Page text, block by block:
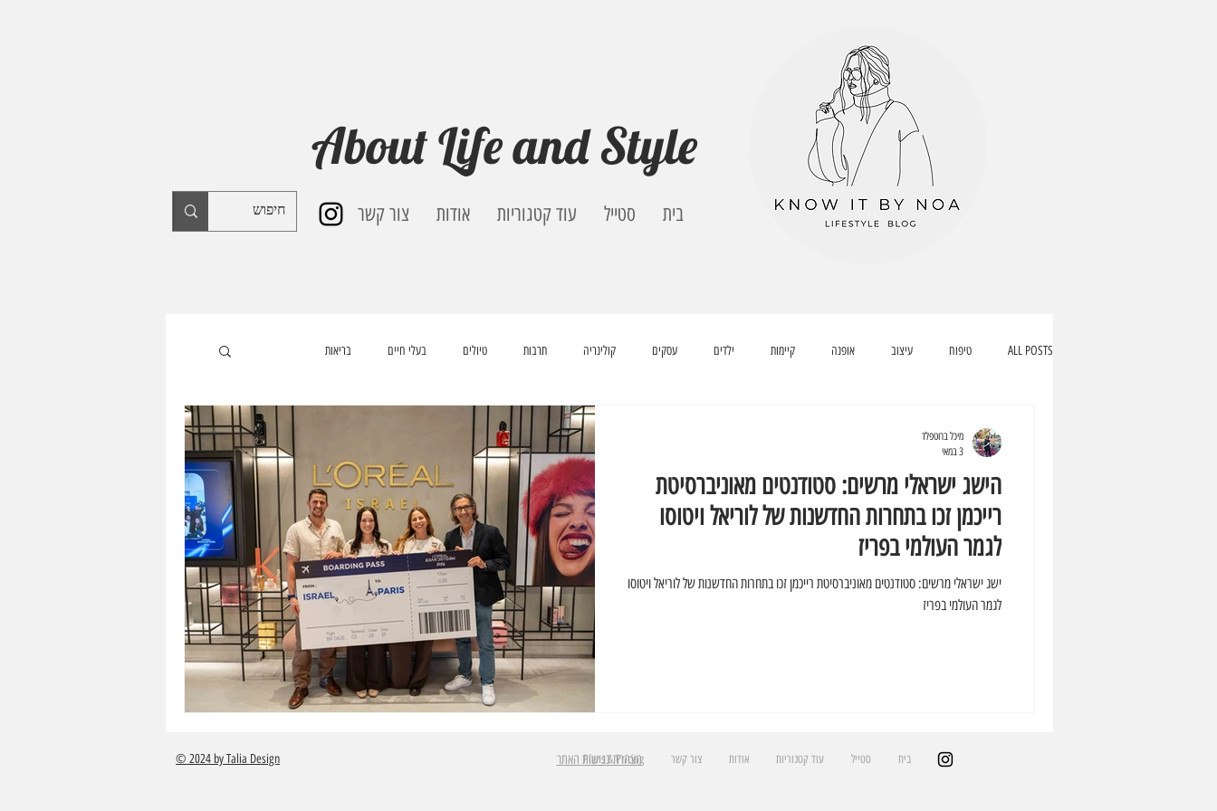
About Life and Style
בית סטייל עוד קטגוריות אודות צור קשר
ALL POSTS טיפוח עיצוב אופנה קיימות ילדים עסקים קולינריה תרבות טיולים בעלי חיים בריאות
הישג ישראלי מרשים: סטודנטים מאוניברסיטת
רייכמן זכו בתחרות החדשנות של לוריאל ויטוסו
לגמר העולמי בפריז
ישג ישראלי מרשים: סטודנטים מאוניברסיטת רייכמן זכו בתחרות החדשנות של לוריאל ויטוסו
לגמר העולמי בפריז
מיכל ברוטפלד
3 במאי
© 2024 by Talia Design בית סטייל עוד קטגוריות אודות צור קשר Plans & Pricing
הצהרת נגישות האתר